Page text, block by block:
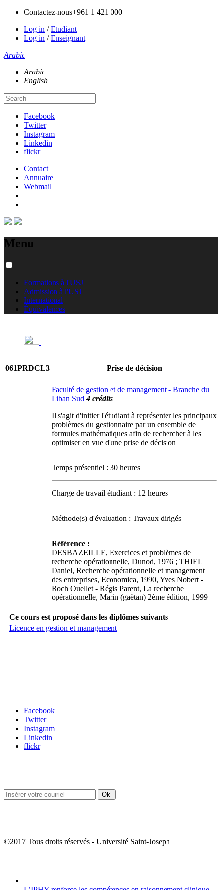
Contactez-nous+961 1 421 000
Log in /Etudiant
Log in /Enseignant
Arabic
Arabic
English
Facebook
Twitter
Instagram
Linkedin
flickr
Contact
Annuaire
Webmail
Menu
Formations à l'USJ
Admission à l'USJ
International
Équivalences
061PRDCL3 Prise de décision
Faculté de gestion et de management - Branche du
Liban Sud4 crédits
Il s'agit d'initier l'étudiant à représenter les principaux
problèmes du gestionnaire par un ensemble de
formules mathématiques afin de rechercher à les
optimiser en vue d'une prise de décision
Temps présentiel : 30 heures
Charge de travail étudiant : 12 heures
Méthode(s) d'évaluation : Travaux dirigés
Référence :
DESBAZEILLE, Exercices et problèmes de
recherche opérationnelle, Dunod, 1976 ; THIEL
Daniel, Recherche opérationnelle et management
des entreprises, Economica, 1990, Yves Nobert -
Roch Ouellet - Régis Parent, La recherche
opérationnelle, Marin (gaëtan) 2ème édition, 1999
Ce cours est proposé dans les diplômes suivants
Licence en gestion et management
Facebook
Twitter
Instagram
Linkedin
flickr
©2017 Tous droits réservés - Université Saint-Joseph